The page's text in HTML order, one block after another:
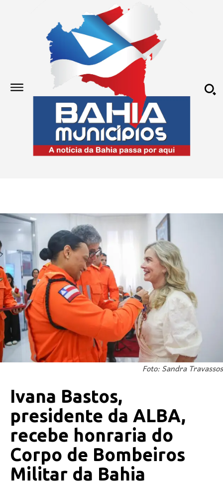
Foto: Sandra Travassos
Ivana Bastos,
presidente da ALBA,
recebe honraria do
Corpo de Bombeiros
Militar da Bahia